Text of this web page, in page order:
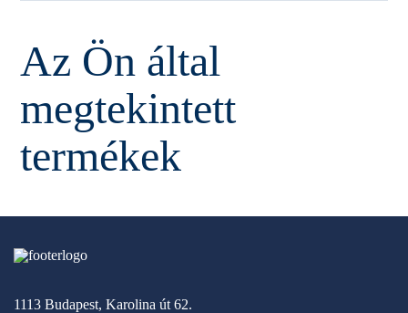
Az Ön által
megtekintett
termékek
1113 Budapest, Karolina út 62.